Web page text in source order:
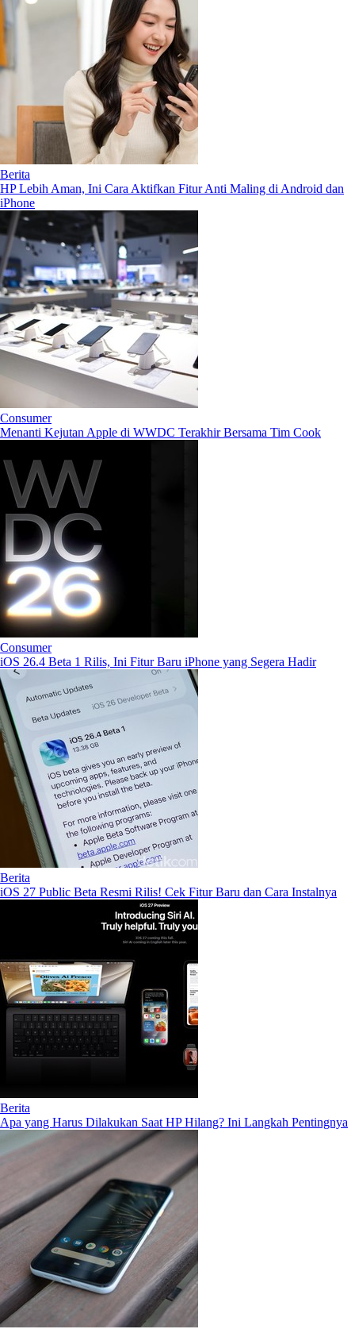
Berita
HP Lebih Aman, Ini Cara Aktifkan Fitur Anti Maling di Android dan
iPhone
Consumer
Menanti Kejutan Apple di WWDC Terakhir Bersama Tim Cook
Consumer
iOS 26.4 Beta 1 Rilis, Ini Fitur Baru iPhone yang Segera Hadir
Berita
iOS 27 Public Beta Resmi Rilis! Cek Fitur Baru dan Cara Instalnya
Berita
Apa yang Harus Dilakukan Saat HP Hilang? Ini Langkah Pentingnya